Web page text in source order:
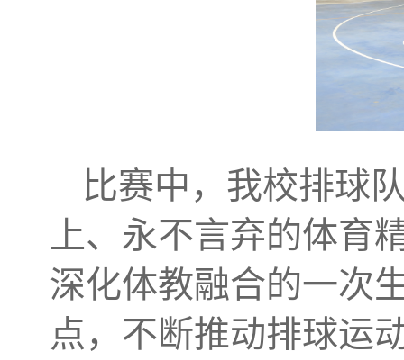
比赛中，我校排球
上、永不言弃的体育
深化体教融合的一次
点，不断推动排球运